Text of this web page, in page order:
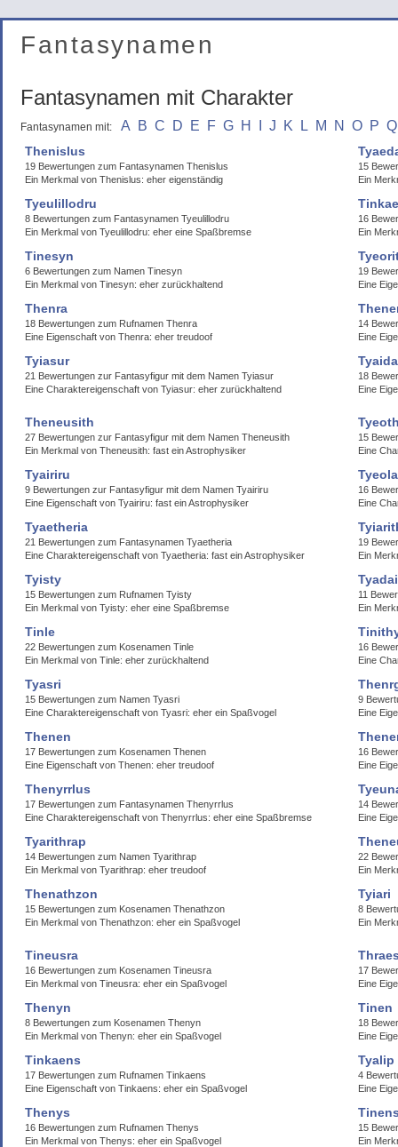
Fantasynamen
Fantasynamen mit Charakter
Fantasynamen mit: A B C D E F G H J K L M N O P Q
Thenislus
19 Bewertungen zum Fantasynamen Thenislus
Ein Merkmal von Thenislus: eher eigenständig
15
Ein
Tyeulillodru
8 Bewertungen zum Fantasynamen Tyeulillodru
Ein Merkmal von Tyeulillodru: eher eine Spaßbremse
16
Ein
Tinesyn
6 Bewertungen zum Namen Tinesyn
Ein Merkmal von Tinesyn: eher zurückhaltend
19
Eine
Thenra
18 Bewertungen zum Rufnamen Thenra
Eine Eigenschaft von Thenra: eher treudoof
14
Eine
Tyiasur
21 Bewertungen zur Fantasyfigur mit dem Namen Tyiasur
Eine Charaktereigenschaft von Tyiasur: eher zurückhaltend
18
Eine
Theneusith
27 Bewertungen zur Fantasyfigur mit dem Namen Theneusith
Ein Merkmal von Theneusith: fast ein Astrophysiker
15
Eine
Tyairiru
9 Bewertungen zur Fantasyfigur mit dem Namen Tyairiru
Eine Eigenschaft von Tyairiru: fast ein Astrophysiker
16
Eine
Tyaetheria
21 Bewertungen zum Fantasynamen Tyaetheria
Eine Charaktereigenschaft von Tyaetheria: fast ein Astrophysiker
19
Ein
Tyisty
15 Bewertungen zum Rufnamen Tyisty
Ein Merkmal von Tyisty: eher eine Spaßbremse
Tyadai
11
Ein
Tinle
22 Bewertungen zum Kosenamen Tinle
Ein Merkmal von Tinle: eher zurückhaltend
16
Eine
Tyasri
15 Bewertungen zum Namen Tyasri
Eine Charaktereigenschaft von Tyasri: eher ein Spaßvogel
9
Eine
Thenen
17 Bewertungen zum Kosenamen Thenen
Eine Eigenschaft von Thenen: eher treudoof
16
Eine
Thenyrrlus
17 Bewertungen zum Fantasynamen Thenyrrlus
Eine Charaktereigenschaft von Thenyrrlus: eher eine Spaßbremse
14
Eine
Tyarithrap
14 Bewertungen zum Namen Tyarithrap
Ein Merkmal von Tyarithrap: eher treudoof
22
Ein
Thenathzon
15 Bewertungen zum Kosenamen Thenathzon
Ein Merkmal von Thenathzon: eher ein Spaßvogel
Tyiari
8
Ein
Tineusra
16 Bewertungen zum Kosenamen Tineusra
Ein Merkmal von Tineusra: eher ein Spaßvogel
17
Eine
Thenyn
8 Bewertungen zum Kosenamen Thenyn
Ein Merkmal von Thenyn: eher ein Spaßvogel
Tinen
18
Eine
Tinkaens
17 Bewertungen zum Rufnamen Tinkaens
Eine Eigenschaft von Tinkaens: eher ein Spaßvogel
Tyalip
4
Eine
Thenys
16 Bewertungen zum Rufnamen Thenys
Ein Merkmal von Thenys: eher ein Spaßvogel
15
Ein